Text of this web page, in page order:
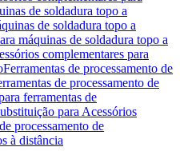
de soldadura topo a
de soldadura topo a
máquinas de soldadura topo a
complementares para
Ferramentas de processamento de
de processamento de
ferramentas de
para Acessórios
processamento de
à distância